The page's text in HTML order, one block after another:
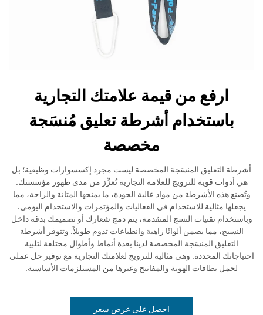
ارفع من قيمة علامتك التجارية
باستخدام أشرطة تعليق مُنسَجة
مخصصة
أشرطة التعليق المنسَجة المخصصة ليست مجرد إكسسوارات وظيفية؛ بل
هي أدوات قوية للترويج للعلامة التجارية تُعزِّز من مدى ظهور مؤسستك.
وتُصنع هذه الأشرطة من مواد عالية الجودة، ما يمنحها المتانة والراحة، مما
يجعلها مثالية للاستخدام في الفعاليات والمؤتمرات والاستخدام اليومي.
وباستخدام تقنيات النسج المتقدمة، يتم دمج شعارك أو تصميمك بدقة داخل
النسيج، مما يضمن ألوانًا زاهية وانطباعات تدوم طويلاً. وتتوفر أشرطة
التعليق المنسَجة المخصصة لدينا بعدة أنماط وأطوال مختلفة لتلبية
احتياجاتك المحددة. وهي مثالية للترويج لعلامتك التجارية مع توفير حل عملي
لحمل بطاقات الهوية والمفاتيح وغيرها من المستلزمات الأساسية.
احصل على عرض سعر